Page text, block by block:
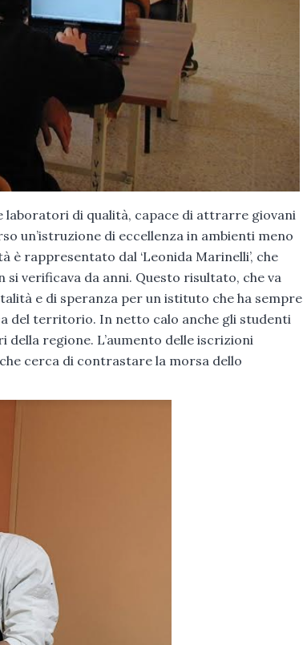
laboratori di qualità, capace di attrarre giovani
un’istruzione di eccellenza in ambienti meno
rappresentato dal ‘Leonida Marinelli’, che
si verificava da anni. Questo risultato, che va
e di speranza per un istituto che ha sempre
del territorio. In netto calo anche gli studenti
regione. L’aumento delle iscrizioni
cerca di contrastare la morsa dello